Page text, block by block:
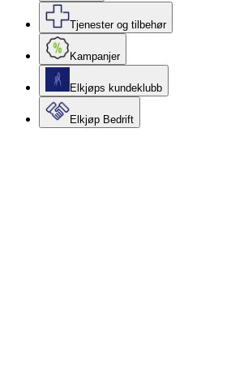
Tjenester og tilbehør
Kampanjer
Elkjøps kundeklubb
Elkjøp Bedrift